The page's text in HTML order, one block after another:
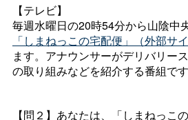
【テレビ】
毎週水曜日の20時54分から山陰中
「しまねっこの宅配便」（外部サイ
ます。アナウンサーがデリバリー
の取り組みなどを紹介する番組です
【問２】あなたは、「しまねっこ